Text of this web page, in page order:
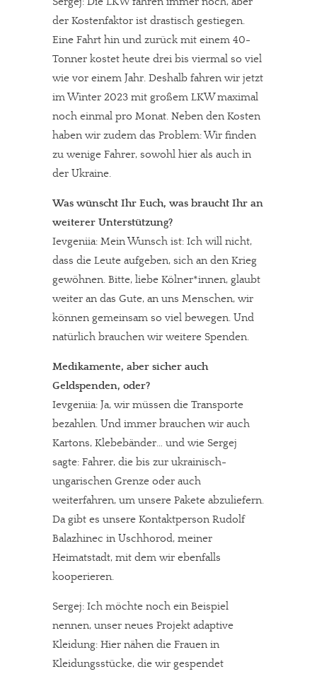
Solltest Du unsere unabhängige Berichterstattung schätzen,
kannst Du uns mit einer kleinen Spende unterstützen.
Paypal - danke@meinesuedstadt.de
der Kostenfaktor ist drastisch gestiegen.
Eine Fahrt hin und zurück mit einem 40-
Tonner kostet heute drei bis viermal so viel
wie vor einem Jahr. Deshalb fahren wir jetzt
im Winter 2023 mit großem LKW maximal
noch einmal pro Monat. Neben den Kosten
haben wir zudem das Problem: Wir finden
zu wenige Fahrer, sowohl hier als auch in
der Ukraine.
Was wünscht Ihr Euch, was braucht Ihr an
weiterer Unterstützung?
Ievgeniia: Mein Wunsch ist: Ich will nicht,
dass die Leute aufgeben, sich an den Krieg
gewöhnen. Bitte, liebe Kölner*innen, glaubt
weiter an das Gute, an uns Menschen, wir
können gemeinsam so viel bewegen. Und
natürlich brauchen wir weitere Spenden.
Medikamente, aber sicher auch
Geldspenden, oder?
Ievgeniia: Ja, wir müssen die Transporte
bezahlen. Und immer brauchen wir auch
Kartons, Klebebänder… und wie Sergej
sagte: Fahrer, die bis zur ukrainisch-
ungarischen Grenze oder auch
weiterfahren, um unsere Pakete abzuliefern.
Da gibt es unsere Kontaktperson Rudolf
Balazhinec in Uschhorod, meiner
Heimatstadt, mit dem wir ebenfalls
kooperieren.
Sergej: Ich möchte noch ein Beispiel
nennen, unser neues Projekt adaptive
Kleidung: Hier nähen die Frauen in
Kleidungsstücke, die wir gespendet